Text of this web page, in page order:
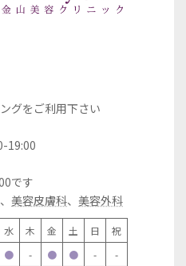
グをご利用下さい
19:00
です
、 美容皮膚科、 美容外科
水 木 金 土 日
祝
● - ● ● -
-